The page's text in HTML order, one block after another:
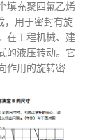
填充聚四氟乙烯
，用于密封有旋
在工程机械、建
的液压转动。它
作用的旋转密